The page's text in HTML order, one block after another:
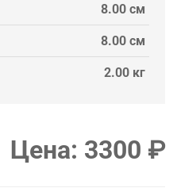
8.00 см
8.00 см
2.00 кг
Цена: 3300 ₽